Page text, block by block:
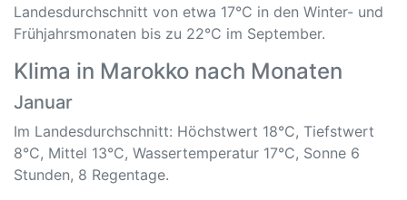
Landesdurchschnitt von etwa 17°C in den Winter- und
Frühjahrsmonaten bis zu 22°C im September.
Klima in Marokko nach Monaten
Januar
Im Landesdurchschnitt: Höchstwert 18°C, Tiefstwert
8°C, Mittel 13°C, Wassertemperatur 17°C, Sonne 6
Stunden, 8 Regentage.